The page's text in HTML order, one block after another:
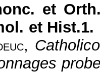
et
et Hist.1.
,